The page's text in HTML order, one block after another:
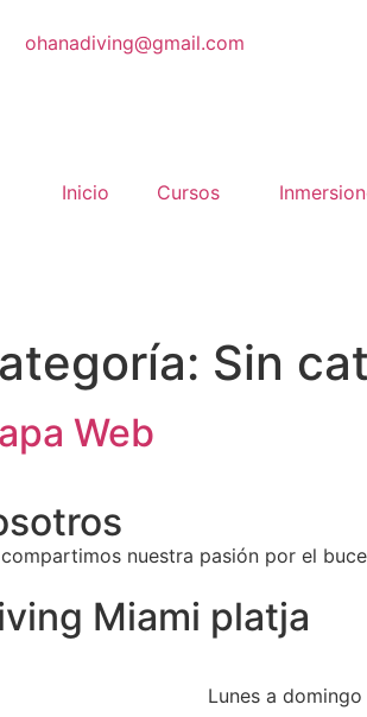
ohanadiving@gmail.com
Inicio Cursos
Sin
Web
compartimos nuestra pasión por el
Miami platja
a domingo de